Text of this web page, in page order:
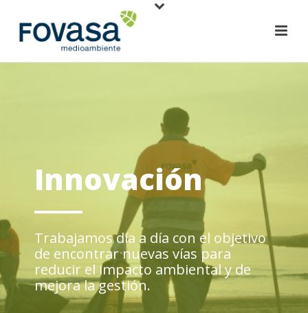
Innovación
Trabajamos día a día con el objetivo
de encontrar nuevas vías para
reducir el impacto ambiental y de
mejora la gestión.